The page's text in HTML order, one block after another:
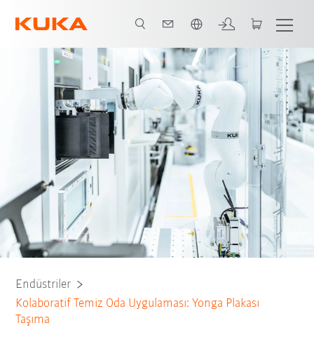
Tüm sistem ortakları
Endüstriler
Kolaboratif Temiz Oda Uygulaması: Yonga Plakası
Taşıma